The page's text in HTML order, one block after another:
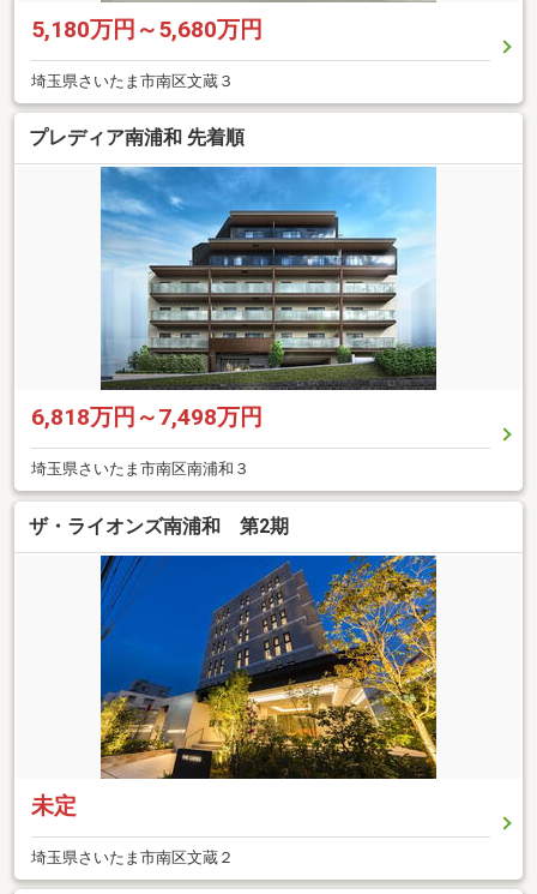
5,180万円～5,680万円
埼玉県さいたま市南区文蔵３
プレディア南浦和 先着順
6,818万円～7,498万円
埼玉県さいたま市南区南浦和３
ザ・ライオンズ南浦和 第2期
未定
埼玉県さいたま市南区文蔵２